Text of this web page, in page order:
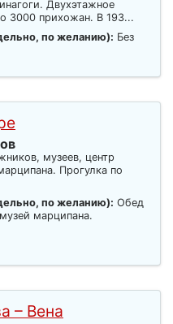
Двухэтажное
3000 прихожан. В 193...
по желанию): Без
музеев, центр
Прогулка по
по желанию): Обед
марципана.
– Вена